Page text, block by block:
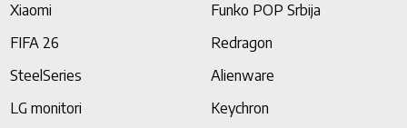
Xiaomi
Funko POP Srbija
FIFA 26
Redragon
SteelSeries
Alienware
LG monitori
Keychron